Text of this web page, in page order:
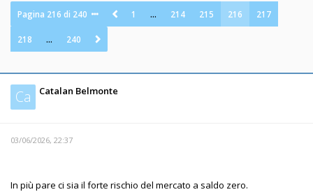
Pagina 216 di 240 1 … 214 215 216 217
218 … 240
Ca Catalan Belmonte
03/06/2026, 22:37
In più pare ci sia il forte rischio del mercato a saldo zero.